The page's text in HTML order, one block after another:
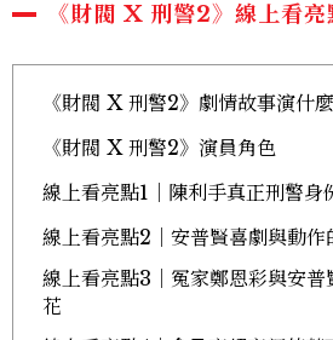
《財閥 X 刑警2》線上看亮
《財閥 X 刑警2》劇情故事演什麼
《財閥 X 刑警2》演員角色
線上看亮點1｜陳利手真正刑警身
線上看亮點2｜安普賢喜劇與動作
線上看亮點3｜冤家鄭恩彩與安普
花